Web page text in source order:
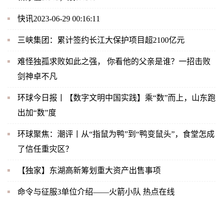
快讯2023-06-29 00:16:11
三峡集团：累计签约长江大保护项目超2100亿元
难怪独孤求败如此之强， 你看他的父亲是谁？一招击败
剑神卓不凡
环球今日报丨【数字文明中国实践】乘“数”而上，山东跑
出加“数”度
环球聚焦：潮评丨从“指鼠为鸭”到“鸭变鼠头”，食堂怎成
了信任重灾区？
【独家】东湖高新筹划重大资产出售事项
命令与征服3单位介绍——火箭小队 热点在线